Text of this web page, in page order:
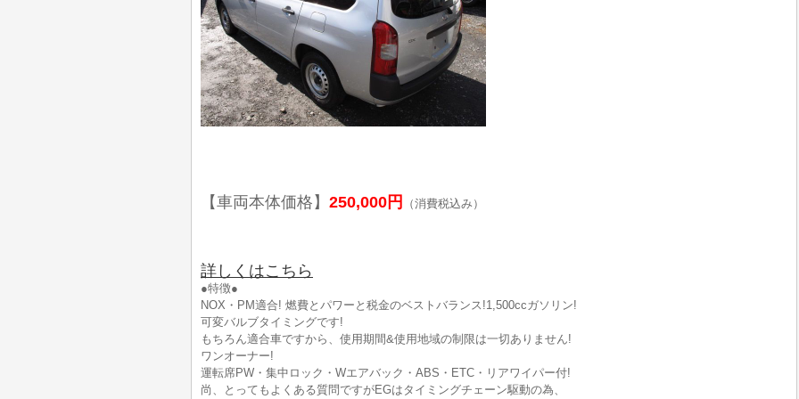
【車両本体価格】 250,000円 （消費税込み）
詳しくはこちら
●特徴●
NOX・PM適合! 燃費とパワーと税金のベストバランス!1,500ccガソリン!
可変バルブタイミングです!
もちろん適合車ですから、使用期間&使用地域の制限は一切ありません!
ワンオーナー!
運転席PW・集中ロック・Wエアバック・ABS・ETC・リアワイパー付!
尚、とってもよくある質問ですがEGはタイミングチェーン駆動の為、